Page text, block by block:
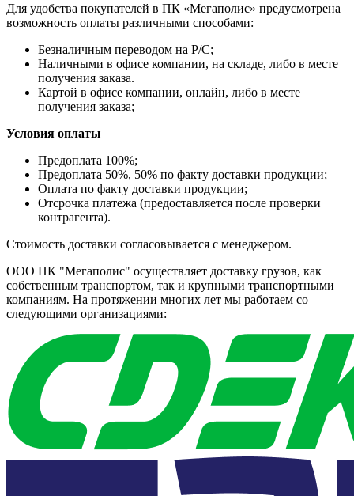
Для удобства покупателей в ПК «Мегаполис» предусмотрена
возможность оплаты различными способами:
Безналичным переводом на Р/С;
Наличными в офисе компании, на складе, либо в месте
получения заказа.
Картой в офисе компании, онлайн, либо в месте
получения заказа;
Условия оплаты
Предоплата 100%;
Предоплата 50%, 50% по факту доставки продукции;
Оплата по факту доставки продукции;
Отсрочка платежа (предоставляется после проверки
контрагента).
Стоимость доставки согласовывается с менеджером.
ООО ПК "Мегаполис" осуществляет доставку грузов, как
собственным транспортом, так и крупными транспортными
компаниям. На протяжении многих лет мы работаем со
следующими организациями: